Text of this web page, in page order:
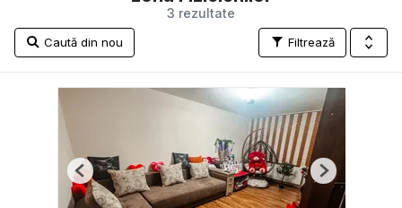
3 rezultate
Filtrează
Caută din nou
Previous Next